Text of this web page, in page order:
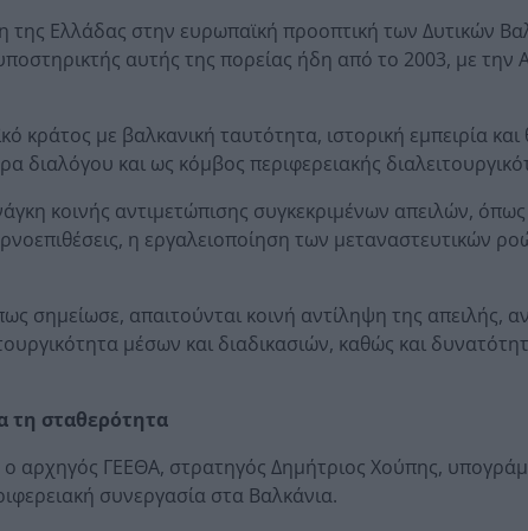
Ελλάδας στην ευρωπαϊκή προοπτική των Δυτικών
αυτής της πορείας ήδη από το 2003, με την
με βαλκανική ταυτότητα, ιστορική εμπειρία και
διαλόγου και ως κόμβος περιφερειακής
κοινής αντιμετώπισης συγκεκριμένων απειλών,
η εργαλειοποίηση των μεταναστευτικών
σημείωσε, απαιτούνται κοινή αντίληψη της απειλής,
μέσων και διαδικασιών, καθώς και
τη σταθερότητα
αρχηγός ΓΕΕΘΑ, στρατηγός Δημήτριος Χούπης,
συνεργασία στα Βαλκάνια.